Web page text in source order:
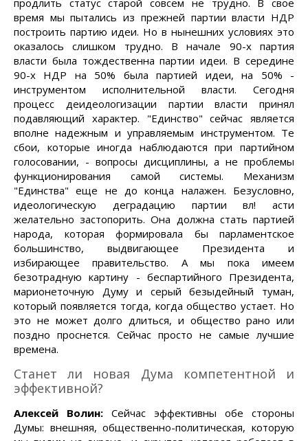
продлить статус старой совсем не трудно. В свое
время мы пытались из прежней партии власти НДР
построить партию идеи. Но в нынешних условиях это
оказалось слишком трудно. В начале 90-х партия
власти была тождественна партии идеи. В середине
90-х НДР на 50% была партией идеи, на 50% -
инструментом исполнительной власти. Сегодня
процесс деидеологизации партии власти принял
подавляющий характер. "Единство" сейчас является
вполне надежным и управляемым инструментом. Те
сбои, которые иногда наблюдаются при партийном
голосовании, - вопросы дисциплины, а не проблемы
функционирования самой системы. Механизм
"Единства" еще не до конца налажен. Безусловно,
идеологическую деградацию партии вл! асти
желательно застопорить. Она должна стать партией
народа, которая формировала бы парламентское
большинство, выдвигающее Президента и
избирающее правительство. А мы пока имеем
безотрадную картину - беспартийного Президента,
марионеточную Думу и серый безыдейный туман,
который появляется тогда, когда общество устает. Но
это не может долго длиться, и общество рано или
поздно проснется. Сейчас просто не самые лучшие
времена.
Станет ли новая Дума компетентной и
эффективной?
Алексей Волин: Сейчас эффективны обе стороны
Думы: внешняя, общественно-политическая, которую